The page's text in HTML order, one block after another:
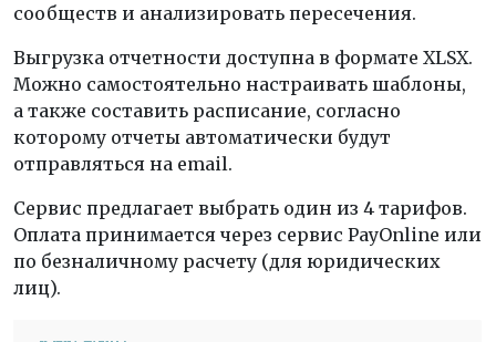
сообществ и анализировать пересечения.
Выгрузка отчетности доступна в формате XLSX.
Можно самостоятельно настраивать шаблоны,
а также составить расписание, согласно
которому отчеты автоматически будут
отправляться на email.
Сервис предлагает выбрать один из 4 тарифов.
Оплата принимается через сервис PayOnline или
по безналичному расчету (для юридических
лиц).